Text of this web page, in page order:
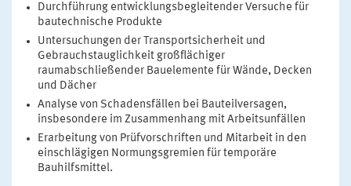
Durchführung entwicklungsbegleitender Versuche für
bautechnische Produkte
Untersuchungen der Transportsicherheit und
Gebrauchstauglichkeit großflächiger
raumabschließender Bauelemente für Wände, Decken
und Dächer
Analyse von Schadensfällen bei Bauteilversagen,
insbesondere im Zusammenhang mit Arbeitsunfällen
Erarbeitung von Prüfvorschriften und Mitarbeit in den
einschlägigen Normungsgremien für temporäre
Bauhilfsmittel.